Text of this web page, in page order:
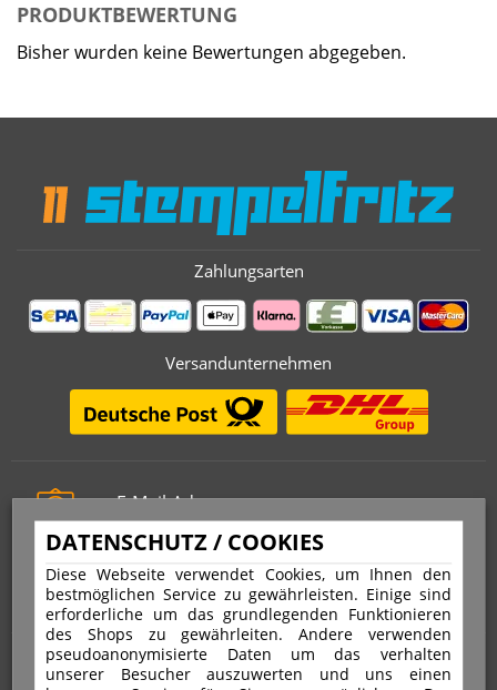
DATENSCHUTZ / COOKIES
Diese Webseite verwendet Cookies, um Ihnen den
bestmöglichen Service zu gewährleisten. Einige sind
erforderliche um das grundlegenden Funktionieren
des Shops zu gewährleiten. Andere verwenden
pseudoanonymisierte Daten um das verhalten
unserer Besucher auszuwerten und uns einen
PRODUKTBEWERTUNG
Bisher wurden keine Bewertungen abgegeben.
Zahlungsarten
Versandunternehmen
E-Mail-Adresse
info@stempelfritz.de
Telefon
0221 677 812 08
Über uns